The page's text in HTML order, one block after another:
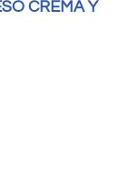
CREMA Y